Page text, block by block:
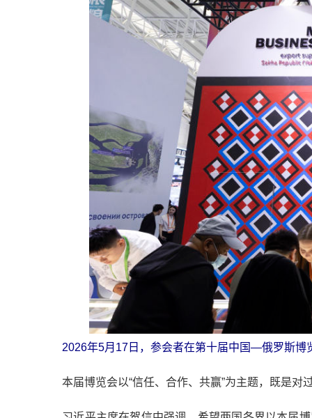
2026年5月17日，参会者在第十届中国—俄罗斯博
本届博览会以“信任、合作、共赢”为主题，既是对